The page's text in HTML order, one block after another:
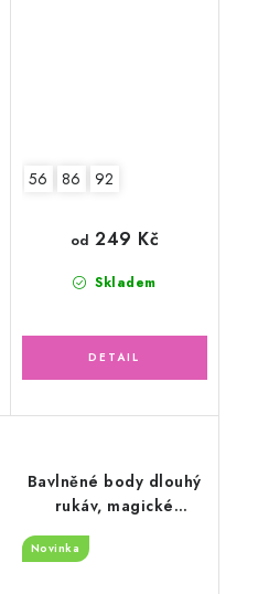
56 86 92
Skladem
od 249 Kč
Bavlněné body dlouhý
rukáv, magické
Novinka